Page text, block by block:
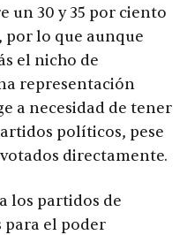
un 30 y 35 por ciento
por lo que aunque
el nicho de
representación
a necesidad de tener
políticos, pese
directamente.
los partidos de
para el poder